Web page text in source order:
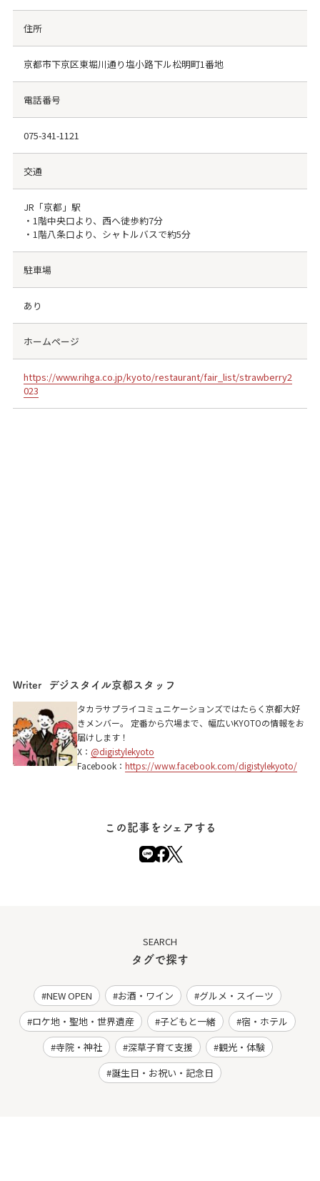
住所
京都市下京区東堀川通り塩小路下ル松明町1番地
電話番号
075-341-1121
交通
JR「京都」駅
・1階中央口より、西へ徒歩約7分
・1階八条口より、シャトルバスで約5分
駐車場
あり
ホームページ
https://www.rihga.co.jp/kyoto/restaurant/fair_list/strawberry2
023
Writer デジスタイル京都スタッフ
タカラサプライコミュニケーションズではたらく京都大好
きメンバー。 定番から穴場まで、幅広いKYOTOの情報をお
届けします！
X： @digistylekyoto
Facebook： https://www.facebook.com/digistylekyoto/
この記事をシェアする
SEARCH
タグで探す
NEW OPEN お酒・ワイン
グルメ・スイーツ
ロケ地・聖地・世界遺産
子どもと一緒
宿・ホテル
寺院・神社
深草子育て支援
観光・体験
誕生日・お祝い・記念日